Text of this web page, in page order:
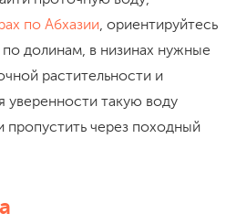
по Абхазии, ориентируйтесь
по долинам, в низинах нужные
растительности и
уверенности такую воду
пропустить через походный